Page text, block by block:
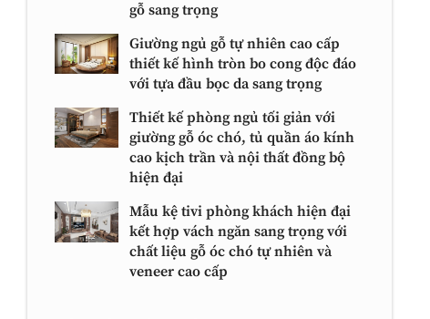
gỗ sang trọng
Giường ngủ gỗ tự nhiên cao cấp
thiết kế hình tròn bo cong độc đáo
với tựa đầu bọc da sang trọng
Thiết kế phòng ngủ tối giản với
giường gỗ óc chó, tủ quần áo kính
cao kịch trần và nội thất đồng bộ
hiện đại
Mẫu kệ tivi phòng khách hiện đại
kết hợp vách ngăn sang trọng với
chất liệu gỗ óc chó tự nhiên và
veneer cao cấp